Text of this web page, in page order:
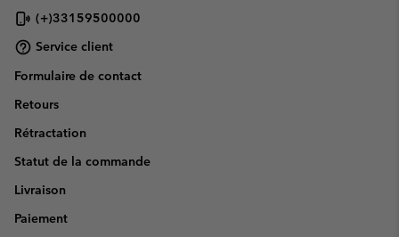
(+)33159500000
Service client
Formulaire de contact
Retours
Rétractation
Statut de la commande
Livraison
Paiement